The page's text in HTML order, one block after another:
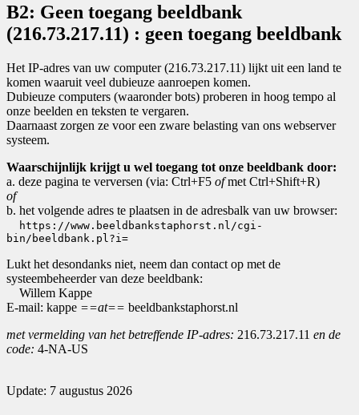
B2: Geen toegang beeldbank
(216.73.217.11) : geen toegang beeldbank
Het IP-adres van uw computer (216.73.217.11) lijkt uit een land te
komen waaruit veel dubieuze aanroepen komen.
Dubieuze computers (waaronder bots) proberen in hoog tempo al
onze beelden en teksten te vergaren.
Daarnaast zorgen ze voor een zware belasting van ons webserver
systeem.
Waarschijnlijk krijgt u wel toegang tot onze beeldbank door:
a. deze pagina te verversen (via: Ctrl+F5 ofmet Ctrl+Shift+R)
of
b. het volgende adres te plaatsen in de adresbalk van uw browser:
https://www.beeldbankstaphorst.nl/cgi-
bin/beeldbank.pl?i=
Lukt het desondanks niet, neem dan contact op met de
systeembeheerder van deze beeldbank:
Willem Kappe
E-mail: kappe ==at== beeldbankstaphorst.nl
met vermelding van het betreffende IP-adres: 216.73.217.11 en de
code: 4-NA-US
Update: 7 augustus 2026